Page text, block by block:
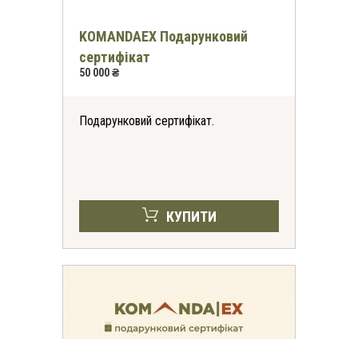
KOMANDAEX Подарунковий
сертифікат
50 000 ₴
Подарунковий сертифікат.
КУПИТИ